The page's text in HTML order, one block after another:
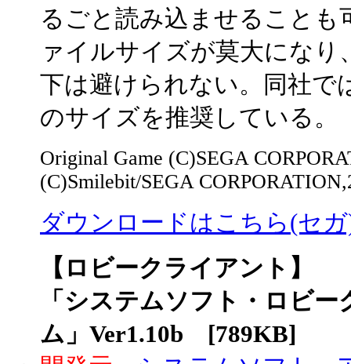
るごと読み込ませることも
ァイルサイズが莫大にな
下は避けられない。同社で
のサイズを推奨している。
Original Game (C)SEGA
(C)Smilebit/SEGA
ダウンロードはこちら(セ
【ロビークライアント】
「システムソフト・ロビ
ム」Ver1.10b [789KB]